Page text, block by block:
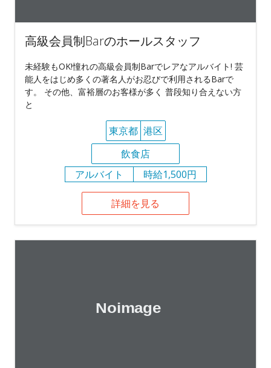
高級会員制Barのホールスタッフ
未経験もOK!憧れの高級会員制Barでレアなアルバイト! 芸
能人をはじめ多くの著名人がお忍びで利用されるBarで
す。 その他、富裕層のお客様が多く 普段知り合えない方
と
東京都 港区
飲食店
アルバイト
時給1,500円
詳細を見る